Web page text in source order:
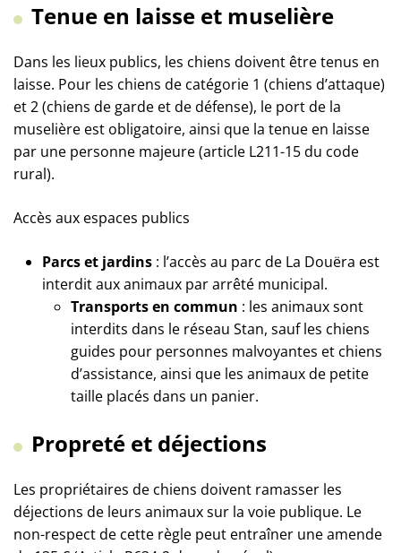
Tenue en laisse et muselière
Dans les lieux publics, les chiens doivent être tenus en
laisse. Pour les chiens de catégorie 1 (chiens d’attaque)
et 2 (chiens de garde et de défense), le port de la
muselière est obligatoire, ainsi que la tenue en laisse
par une personne majeure (article L211-15 du code
rural).
Accès aux espaces publics
Parcs et jardins : l’accès au parc de La Douëra est
interdit aux animaux par arrêté municipal.
Transports en commun : les animaux sont
interdits dans le réseau Stan, sauf les chiens
guides pour personnes malvoyantes et chiens
d’assistance, ainsi que les animaux de petite
taille placés dans un panier.
Propreté et déjections
Les propriétaires de chiens doivent ramasser les
déjections de leurs animaux sur la voie publique. Le
non-respect de cette règle peut entraîner une amende